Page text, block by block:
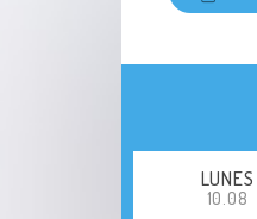
LUNES
10.08